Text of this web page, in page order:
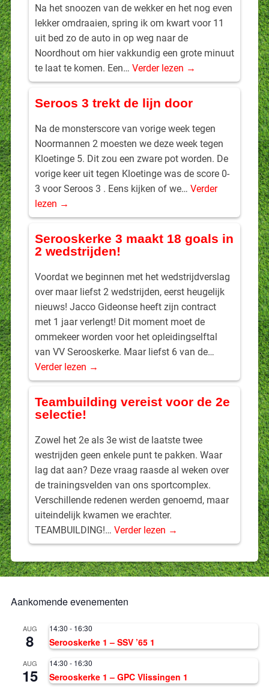
Na het snoozen van de wekker en het nog even
lekker omdraaien, spring ik om kwart voor 11
uit bed zo de auto in op weg naar de
Noordhout om hier vakkundig een grote minuut
te laat te komen. Een… Verder lezen →
Seroos 3 trekt de lijn door
Na de monsterscore van vorige week tegen
Noormannen 2 moesten we deze week tegen
Kloetinge 5. Dit zou een zware pot worden. De
vorige keer uit tegen Kloetinge was de score 0-
3 voor Seroos 3 . Eens kijken of we… Verder
lezen →
Serooskerke 3 maakt 18 goals in
2 wedstrijden!
Voordat we beginnen met het wedstrijdverslag
over maar liefst 2 wedstrijden, eerst heugelijk
nieuws! Jacco Gideonse heeft zijn contract
met 1 jaar verlengt! Dit moment moet de
ommekeer worden voor het opleidingselftal
van VV Serooskerke. Maar liefst 6 van de…
Verder lezen →
Teambuilding vereist voor de 2e
selectie!
Zowel het 2e als 3e wist de laatste twee
westrijden geen enkele punt te pakken. Waar
lag dat aan? Deze vraag raasde al weken over
de trainingsvelden van ons sportcomplex.
Verschillende redenen werden genoemd, maar
uiteindelijk kwamen we erachter.
TEAMBUILDING!… Verder lezen →
Aankomende evenementen
AUG
8
14:30 - 16:30
Serooskerke 1 – SSV ’65 1
AUG
15
14:30 - 16:30
Serooskerke 1 – GPC Vlissingen 1